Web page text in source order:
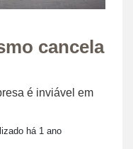
cancela
é inviável em
há 1 ano